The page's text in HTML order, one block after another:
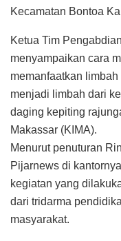
Kecamatan Bontoa
Ketua Tim
menyampaikan cara
memanfaatkan
menjadi limbah dari
daging kepiting
Makassar (KIMA).
Menurut penuturan
Pijarnews di
kegiatan yang
dari tridarma
masyarakat.